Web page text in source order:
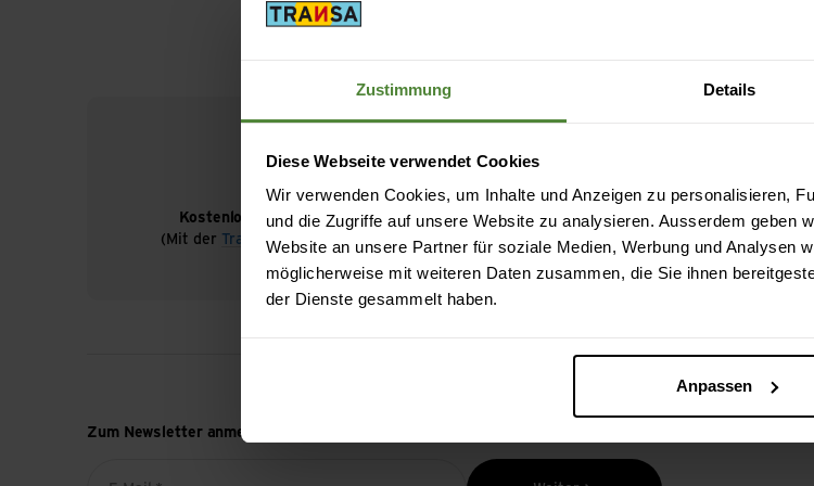
Zustimmung Details
Diese Webseite verwendet Cookies
Wir verwenden Cookies, um Inhalte und Anzeigen zu personalisieren,
und die Zugriffe auf unsere Website zu analysieren. Ausserdem geben
Website an unsere Partner für soziale Medien, Werbung und Analysen
möglicherweise mit weiteren Daten zusammen, die Sie ihnen
der Dienste gesammelt haben.
Anpassen
Kostenloser Versand ab CHF 99
(Mit der
TransaCard immer kostenlos)
Sicheres Bezahlen mit Twint,
mehr.
Zum Newsletter anmelden